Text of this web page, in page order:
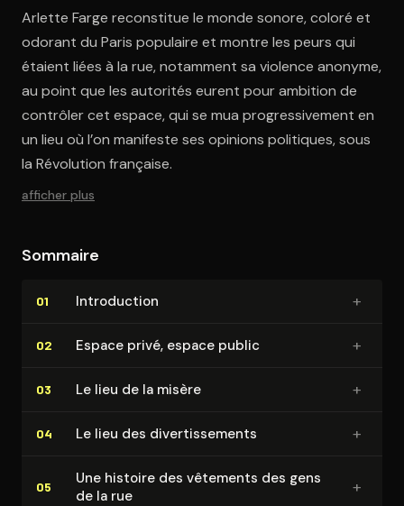
Arlette Farge reconstitue le monde sonore, coloré et
odorant du Paris populaire et montre les peurs qui
étaient liées à la rue, notamment sa violence anonyme,
au point que les autorités eurent pour ambition de
contrôler cet espace, qui se mua progressivement en
un lieu où l’on manifeste ses opinions politiques, sous
la Révolution française.
afficher plus
Sommaire
01 In­tro­duc­tion +
02 Espace privé, espace public +
03 Le lieu de la misère +
04 Le lieu des di­ver­tis­se­ments +
05
Une histoire des vêtements des gens
de la rue
+